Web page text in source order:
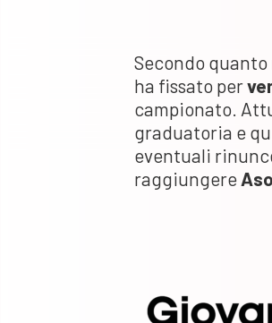
Secondo
ha fissato per
campionato.
graduatoria e
eventuali
raggiungere